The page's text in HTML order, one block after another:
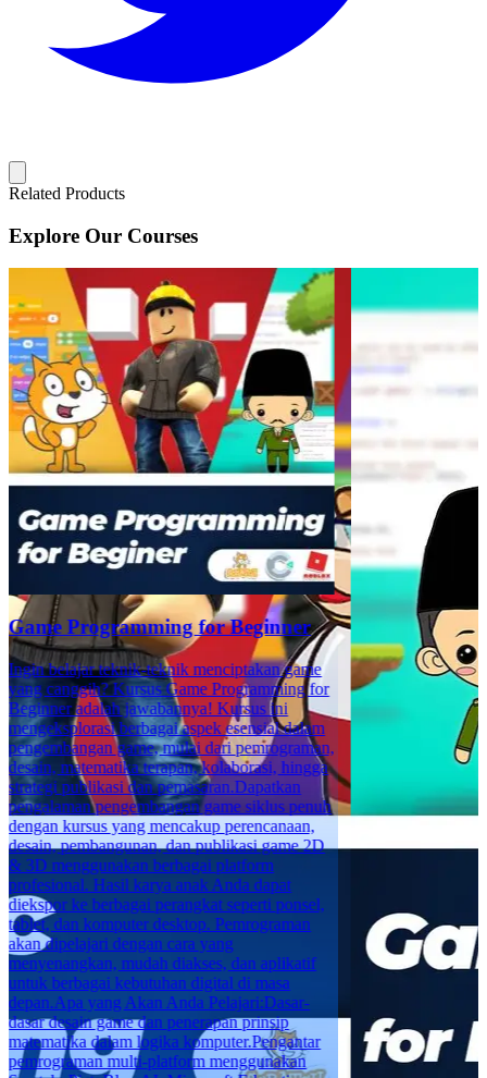
Related Products
Explore Our Courses
Game Programming for Beginner
Ingin belajar teknik-teknik menciptakan game
yang canggih? Kursus Game Programming for
Beginner adalah jawabannya! Kursus ini
mengeksplorasi berbagai aspek esensial dalam
pengembangan game, mulai dari pemrograman,
desain, matematika terapan, kolaborasi, hingga
strategi publikasi dan pemasaran.Dapatkan
pengalaman pengembangan game siklus penuh
dengan kursus yang mencakup perencanaan,
desain, pembangunan, dan publikasi game 2D
& 3D menggunakan berbagai platform
profesional. Hasil karya anak Anda dapat
diekspor ke berbagai perangkat seperti ponsel,
tablet, dan komputer desktop. Pemrograman
akan dipelajari dengan cara yang
menyenangkan, mudah diakses, dan aplikatif
untuk berbagai kebutuhan digital di masa
depan.Apa yang Akan Anda Pelajari:Dasar-
dasar desain game dan penerapan prinsip
matematika dalam logika komputer.Pengantar
pemrograman multi-platform menggunakan